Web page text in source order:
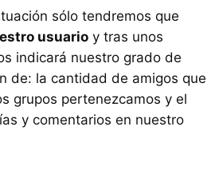
sólo tendremos que
usuario y tras unos
indicará nuestro grado de
de: la cantidad de amigos que
grupos pertenezcamos y el
y comentarios en nuestro